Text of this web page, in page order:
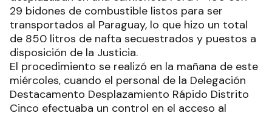
29 bidones de combustible listos para ser
transportados al Paraguay, lo que hizo un total
de 850 litros de nafta secuestrados y puestos a
disposición de la Justicia.
El procedimiento se realizó en la mañana de este
miércoles, cuando el personal de la Delegación
Destacamento Desplazamiento Rápido Distrito
Cinco efectuaba un control en el acceso al